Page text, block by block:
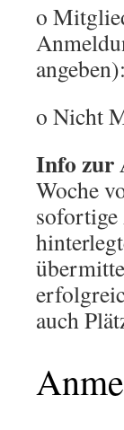
o
o Nicht
Info zur
Woche
auch